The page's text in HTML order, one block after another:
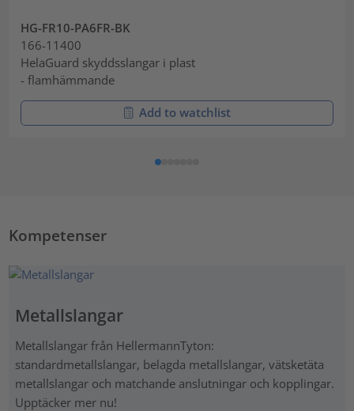
HG-FR10-PA6FR-BK
166-11400
HelaGuard skyddsslangar i plast
- flamhämmande
Add to watchlist
Kompetenser
Metallslangar
Metallslangar från HellermannTyton:
standardmetallslangar, belagda metallslangar, vätsketäta
metallslangar och matchande anslutningar och kopplingar.
Upptäcker mer nu!